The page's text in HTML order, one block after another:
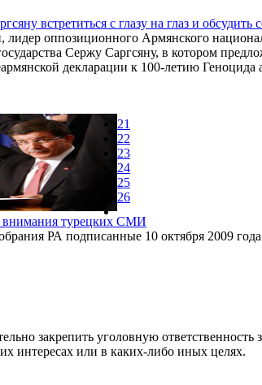
встретиться с глазу на глаз и
оппозиционного Армянского
Сержу Саргсяну, в котором
декларации к 100-летию Геноцида
внимания турецких СМИ
РА подписанные 10 октября 2009
закрепить уголовную ответственность
интересах или в каких-либо иных целях.
21
22
23
24
25
26